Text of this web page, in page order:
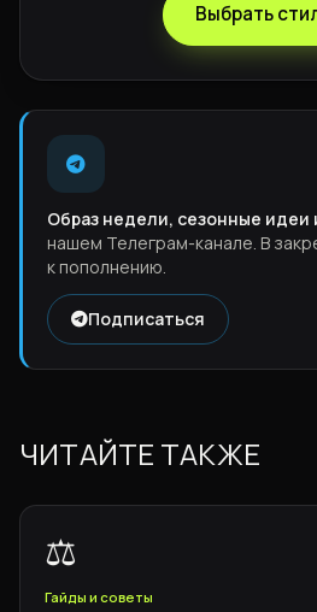
Выбрать
Образ недели, сезонные идеи
нашем Телеграм-канале. В
к пополнению.
Подписаться
ЧИТАЙТЕ ТАКЖЕ
⚖️
Гайды и советы